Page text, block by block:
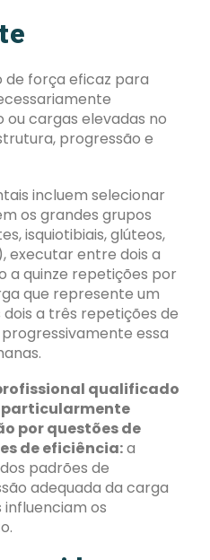
força eficaz para
cargas elevadas no
progressão e
incluem selecionar
os grandes grupos
isquiotibiais, glúteos,
executar entre dois a
a quinze repetições por
que represente um
a três repetições de
essa
qualificado
particularmente
por questões de
de eficiência:a
padrões de
adequada da carga
os